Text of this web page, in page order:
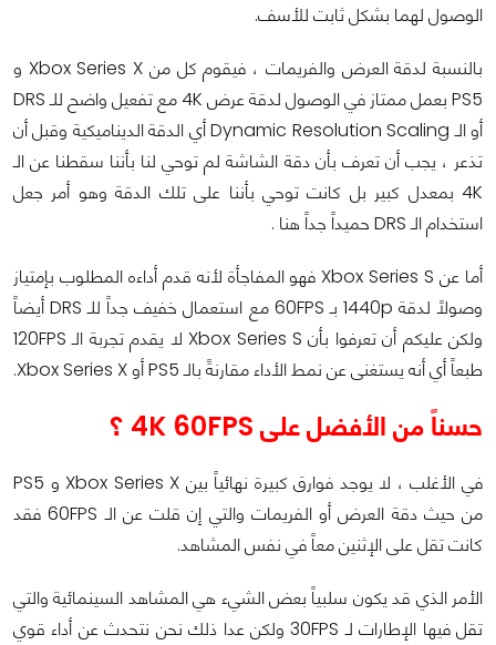
الوصول لهما بشكل ثابت للأسف.
بالنسبة لدقة العرض والفريمات ، فيقوم كل من Xbox Series X و
PS5 بعمل ممتاز في الوصول لدقة عرض 4K مع تفعيل واضح للـ DRS
أو الـ Dynamic Resolution Scaling أي الدقة الديناميكية وقبل أن
تذعر ، يجب أن تعرف بأن دقة الشاشة لم توحي لنا بأننا سقطنا عن الـ
4K بمعدل كبير بل كانت توحي بأننا على تلك الدقة وهو أمر جعل
استخدام الـ DRS حميداً جداً هنا .
أما عن Xbox Series S فهو المفاجأة لأنه قدم أداءه المطلوب بإمتياز
وصولاً لدقة 1440p بـ 60FPS مع استعمال خفيف جداً للـ DRS أيضاً
ولكن عليكم أن تعرفوا بأن Xbox Series S لا يقدم تجربة الـ 120FPS
طبعاً أي أنه يستغنى عن نمط الأداء مقارنةً بالـ PS5 أو Xbox Series X.
حسناً من الأفضل على 4K 60FPS ؟
في الأغلب ، لا يوجد فوارق كبيرة نهائياً بين Xbox Series X و PS5
من حيث دقة العرض أو الفريمات والتي إن قلت عن الـ 60FPS فقد
كانت تقل على الإثنين معاً في نفس المشاهد.
الأمر الذي قد يكون سلبياً بعض الشيء هي المشاهد السينمائية والتي
تقل فيها الإطارات لـ 30FPS ولكن عدا ذلك نحن نتحدث عن أداء قوي